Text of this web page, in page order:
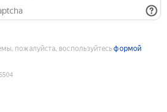
пожалуйста, воспользуйтесьформой